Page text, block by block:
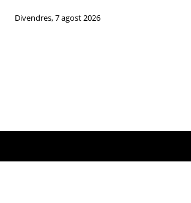
Divendres, 7 agost 2026